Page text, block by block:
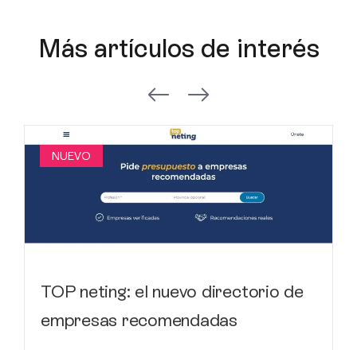
Más artículos de interés
NUEVO
TOP neting: el nuevo directorio de
empresas recomendadas